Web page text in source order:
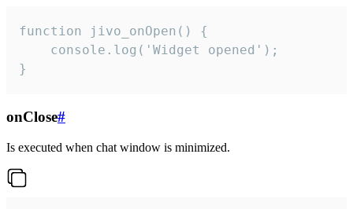
function jivo_onOpen() {
    console.log('Widget opened');
}
onClose#
Is executed when chat window is minimized.